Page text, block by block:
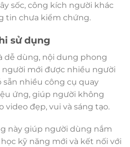
sốc, công kích người khác
tin chưa kiểm chứng.
sử dụng
dễ dùng, nội dung phong
người mới được nhiều người
sẵn nhiều công cụ quay
ứng, giúp người không
video đẹp, vui và sáng tạo.
này giúp người dùng nắm
kỹ năng mới và kết nối với